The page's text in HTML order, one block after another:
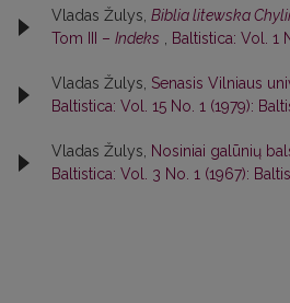
Vladas Žulys, Biblia litewska
Tom III – Indeks Baltistica: Vol. 1
Vladas Žulys, Senasis Vilniaus
Baltistica: Vol. 15 No. 1 (1979):
Vladas Žulys, Nosiniai galūnių
Baltistica: Vol. 3 No. 1 (1967):